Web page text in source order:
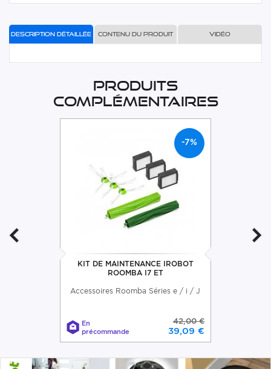
Description détaillée Contenu du produit Vidéo
Produits
complémentaires
-7%
KIT DE MAINTENANCE IROBOT
ROOMBA I7 ET
Accessoires Roomba Séries e / i / J
En
précommande
42,00 €
39,09 €